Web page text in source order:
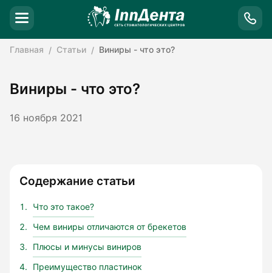
Главная Статьи Виниры - что это?
Виниры - что это?
16 ноября 2021
Содержание статьи
Что это такое?
Чем виниры отличаются от брекетов
Плюсы и минусы виниров
Преимущество пластинок